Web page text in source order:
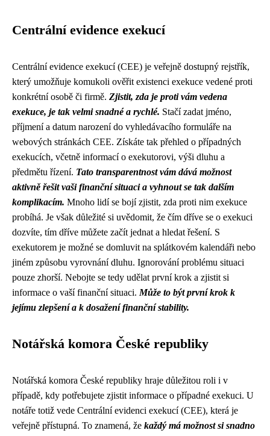
Centrální evidence exekucí
Centrální evidence exekucí (CEE) je veřejně dostupný rejstřík,
který umožňuje komukoli ověřit existenci exekuce vedené proti
konkrétní osobě či firmě. Zjistit, zda je proti vám vedena
exekuce, je tak velmi snadné a rychlé. Stačí zadat jméno,
příjmení a datum narození do vyhledávacího formuláře na
webových stránkách CEE. Získáte tak přehled o případných
exekucích, včetně informací o exekutorovi, výši dluhu a
předmětu řízení. Tato transparentnost vám dává možnost
aktivně řešit vaši finanční situaci a vyhnout se tak dalším
komplikacím. Mnoho lidí se bojí zjistit, zda proti nim exekuce
probíhá. Je však důležité si uvědomit, že čím dříve se o exekuci
dozvíte, tím dříve můžete začít jednat a hledat řešení. S
exekutorem je možné se domluvit na splátkovém kalendáři nebo
jiném způsobu vyrovnání dluhu. Ignorování problému situaci
pouze zhorší. Nebojte se tedy udělat první krok a zjistit si
informace o vaší finanční situaci. Může to být první krok k
jejímu zlepšení a k dosažení finanční stability.
Notářská komora České republiky
Notářská komora České republiky hraje důležitou roli i v
případě, kdy potřebujete zjistit informace o případné exekuci. U
notáře totiž vede Centrální evidenci exekucí (CEE), která je
veřejně přístupná. To znamená, že každý má možnost si snadno